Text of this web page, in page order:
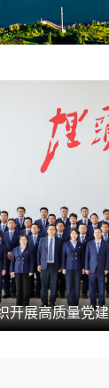
开展高质量党